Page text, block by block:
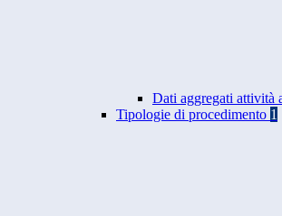
Dati aggregati attività
Tipologie di procedimento 1